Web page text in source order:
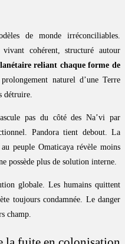
de monde irréconciliables.
cohérent, structuré autour
reliant chaque forme de
naturel d’une Terre
détruire.
pas du côté des Na’vi par
Pandora tient debout. La
peuple Omaticaya révèle moins
possède plus de solution interne.
globale. Les humains quittent
toujours condamnée. Le danger
champ.